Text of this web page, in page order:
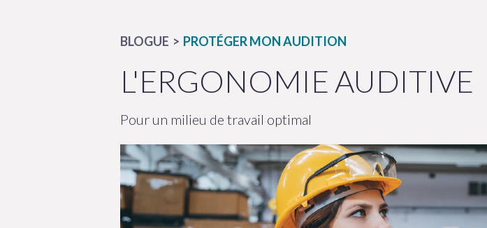
BLOGUE PROTÉGER MON AUDITION
L'ERGONOMIE AUDITIVE
Pour un milieu de travail optimal